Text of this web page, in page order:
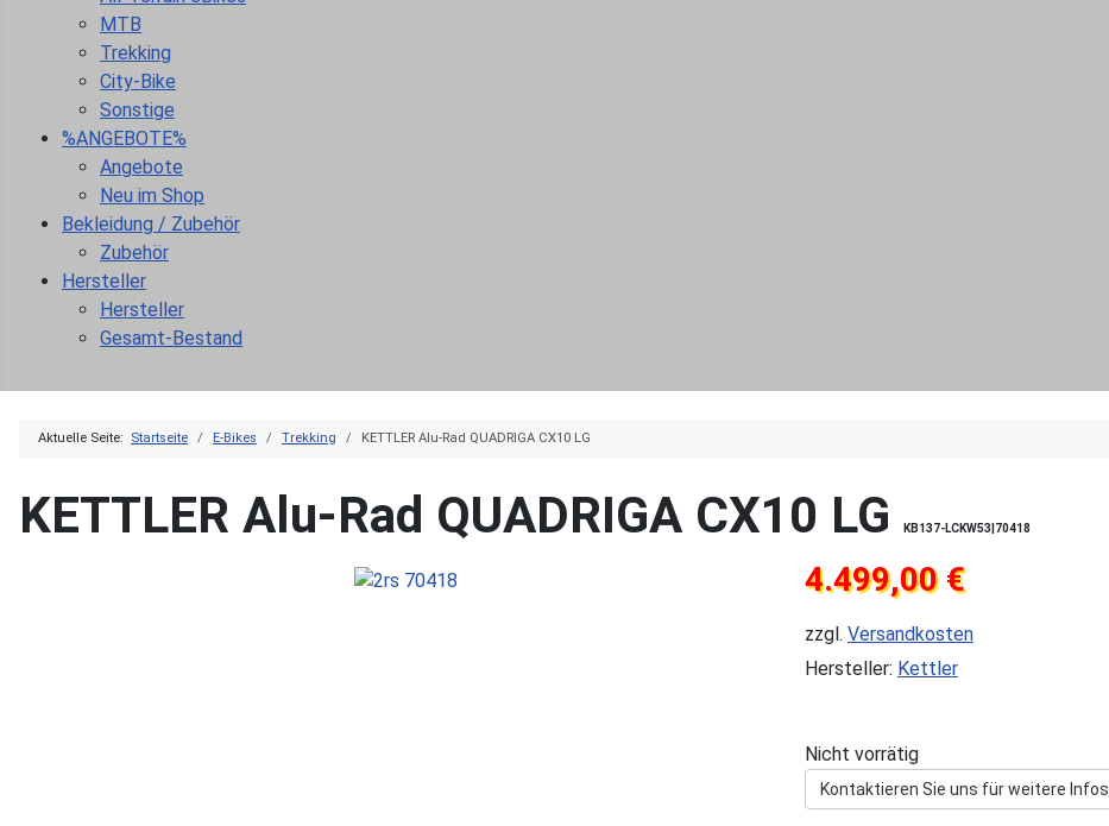
MTB
Trekking
City-Bike
Sonstige
%ANGEBOTE%
Angebote
Neu im Shop
Bekleidung / Zubehör
Zubehör
Hersteller
Hersteller
Gesamt-Bestand
Aktuelle Seite: Startseite E-Bikes Trekking KETTLER Alu-Rad QUADRIGA CX10 LG
KETTLER Alu-Rad QUADRIGA CX10 LG KB137-LCKW53|70418
4.499,00 €
zzgl. Versandkosten
Hersteller: Kettler
Nicht vorrätig
Kontaktieren Sie uns für weitere Infos